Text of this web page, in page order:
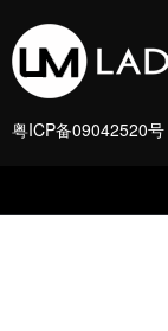
粤ICP备09042520号